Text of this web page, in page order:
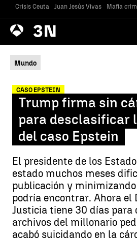
Crisis Ceuta Juan Jesús Vivas Mafia
Antena
3 Noticias
Mundo
CASO EPSTEIN
Trump firma sin
para desclasificar
del caso Epstein
El presidente de los
estado muchos meses
publicación y
podría encontrar. Ahora el
Justicia tiene 30 días
archivos del millonario
acabó suicidando en la